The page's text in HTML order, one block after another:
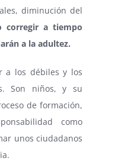
diminución del
corregir a tiempo
a la adultez.
a los débiles y los
Son niños, y su
de formación,
como
unos ciudadanos